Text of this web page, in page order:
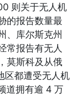
则关于无人机
的报告数量最
、库尔斯克州
常报告有无人
莫斯科及从俄
区都遭受无人机
道拥有逾 4 万